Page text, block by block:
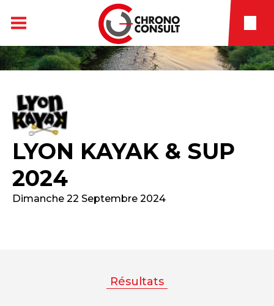
LYON KAYAK & SUP
2024
Dimanche 22 Septembre 2024
Résultats